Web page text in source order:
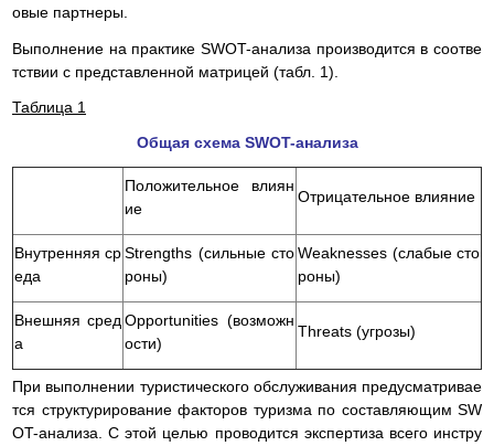
овые партнеры.
Выполнение на практике SWOT-анализа производится в соотве
тствии с представленной матрицей (табл. 1).
Таблица 1
Общая схема SWOT-анализа
Положительное влиян
ие
Отрицательное влияние
Внутренняя ср
еда
Strengths (сильные сто
роны)
Weaknesses (слабые сто
роны)
Внешняя сред
а
Opportunities (возможн
ости)
Threats (угрозы)
При выполнении туристического обслуживания предусматривае
тся структурирование факторов туризма по составляющим SW
OT-анализа. С этой целью проводится экспертиза всего инстру